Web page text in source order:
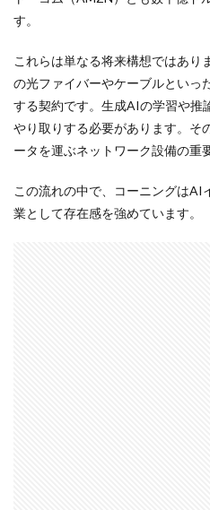
す。
これらは単なる将来構想ではあり
の光ファイバーやケーブルといっ
する契約です。生成AIの学習や推
やり取りする必要があります。そ
ータを運ぶネットワーク設備の重
この流れの中で、コーニングはAI
業として存在感を強めています。